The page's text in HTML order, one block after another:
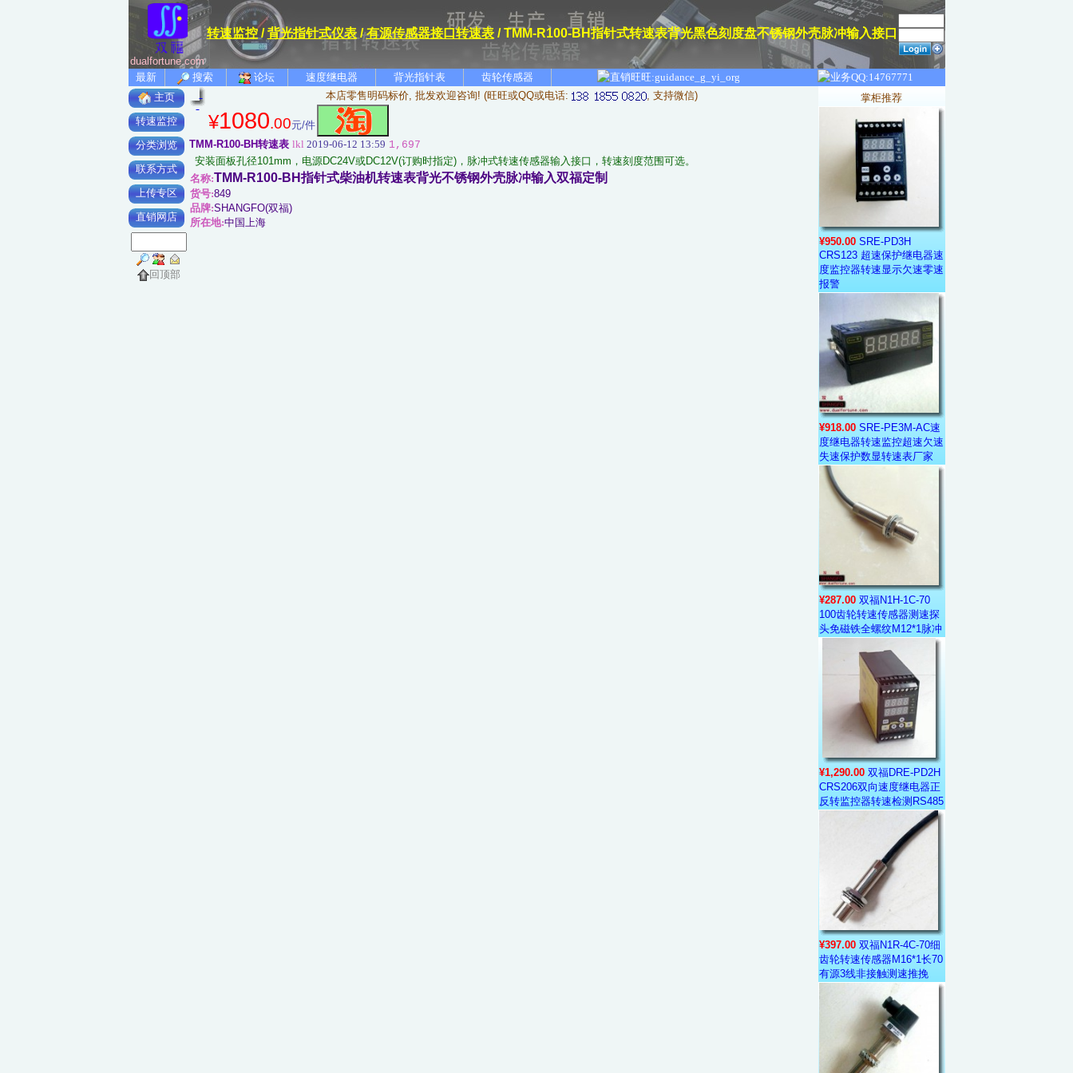
dualfortune.com
转速监控/背光指针式仪表/有源传感器接口转速表/ TMM-R100-BH指针式转速表背光黑色刻度盘不锈钢外壳脉冲输入接口
最新 搜索 论坛 速度继电器 背光指针表
齿轮传感器
主页
转速监控
分类浏览
联系方式
上传专区
直销网店
回顶部
本店零售明码标价, 批发欢迎咨询! (旺旺或QQ或电话: , 支持微信)
¥1080.00元/件
TMM-R100-BH转速表 lkl 2019-06-12 13:59 1,697
安装面板孔径101mm，电源DC24V或DC12V(订购时指定)，脉冲式转速传感器输入接口，转速刻度范围可选。
名称:TMM-R100-BH指针式柴油机转速表背光不锈钢外壳脉冲输入双福定制
货号:849
品牌:SHANGFO(双福)
所在地:中国上海
掌柜推荐
¥950.00 SRE-PD3H
CRS123 超速保护继电器速
度监控器转速显示欠速零速
报警
¥918.00 SRE-PE3M-AC速
度继电器转速监控超速欠速
失速保护数显转速表厂家
¥287.00 双福N1H-1C-70
100齿轮转速传感器测速探
头免磁铁全螺纹M12*1脉冲
¥1,290.00 双福DRE-PD2H
CRS206双向速度继电器正
反转监控器转速检测RS485
¥397.00 双福N1R-4C-70细
齿轮转速传感器M16*1长70
有源3线非接触测速推挽